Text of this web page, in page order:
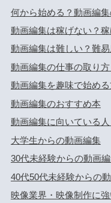
何から始める？動画編
動画編集は稼げない？
動画編集は難しい？難
動画編集の仕事の取り
動画編集を趣味で始め
動画編集のおすすめ本
動画編集に向いている
大学生からの動画編集
30代未経験からの動画
40代50代未経験からの
映像業界・映像制作に